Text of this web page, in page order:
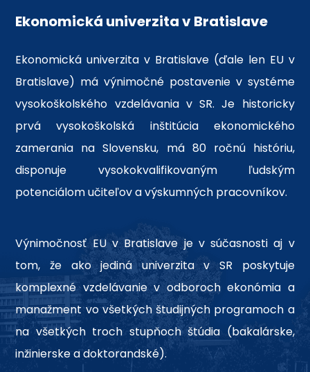
Ekonomická univerzita v Bratislave
Ekonomická univerzita v Bratislave (ďale len EU v
Bratislave) má výnimočné postavenie v systéme
vysokoškolského vzdelávania v SR. Je historicky
prvá vysokoškolská inštitúcia ekonomického
zamerania na Slovensku, má 80 ročnú históriu,
disponuje vysokokvalifikovaným ľudským
potenciálom učiteľov a výskumných pracovníkov.
Výnimočnosť EU v Bratislave je v súčasnosti aj v
tom, že ako jediná univerzita v SR poskytuje
komplexné vzdelávanie v odboroch ekonómia a
manažment vo všetkých študijných programoch a
na všetkých troch stupňoch štúdia (bakalárske,
inžinierske a doktorandské).